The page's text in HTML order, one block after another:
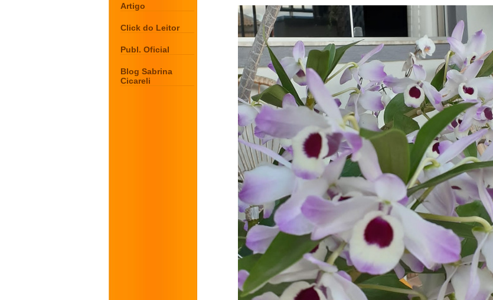
Artigo
Click do Leitor
Publ. Oficial
Blog Sabrina
Cicareli